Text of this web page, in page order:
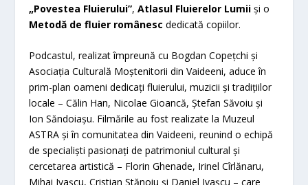
„Povestea Fluierului”,Atlasul Fluierelor Lumii și o
Metodă de fluier românesc dedicată copiilor.
Podcastul, realizat împreună cu Bogdan Copețchi și
Asociația Culturală Moștenitorii din Vaideeni, aduce în
prim-plan oameni dedicați fluierului, muzicii și tradițiilor
locale – Călin Han, Nicolae Gioancă, Ștefan Săvoiu și
Ion Săndoiașu. Filmările au fost realizate la Muzeul
ASTRA și în comunitatea din Vaideeni, reunind o echipă
de specialiști pasionați de patrimoniul cultural și
cercetarea artistică – Florin Ghenade, Irinel Cîrlănaru,
Mihai Ivașcu, Cristian Stănoiu și Daniel Ivașcu – care